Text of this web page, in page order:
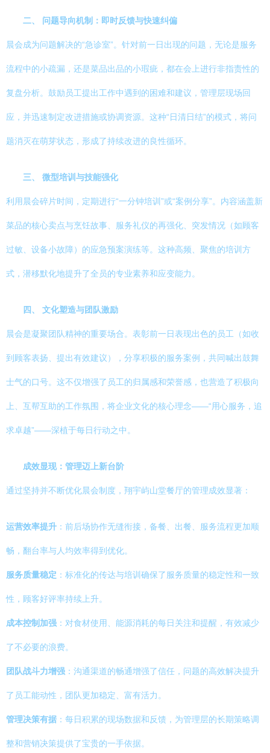
二、 问题导向机制：即时反馈与快速纠偏
晨会成为问题解决的“急诊室”。针对前一日出现的问题，无论是服务
流程中的小疏漏，还是菜品出品的小瑕疵，都在会上进行非指责性的
复盘分析。鼓励员工提出工作中遇到的困难和建议，管理层现场回
应，并迅速制定改进措施或协调资源。这种“日清日结”的模式，将问
题消灭在萌芽状态，形成了持续改进的良性循环。
三、 微型培训与技能强化
利用晨会碎片时间，定期进行“一分钟培训”或“案例分享”。内容涵盖新
菜品的核心卖点与烹饪故事、服务礼仪的再强化、突发情况（如顾客
过敏、设备小故障）的应急预案演练等。这种高频、聚焦的培训方
式，潜移默化地提升了全员的专业素养和应变能力。
四、 文化塑造与团队激励
晨会是凝聚团队精神的重要场合。表彰前一日表现出色的员工（如收
到顾客表扬、提出有效建议），分享积极的服务案例，共同喊出鼓舞
士气的口号。这不仅增强了员工的归属感和荣誉感，也营造了积极向
上、互帮互助的工作氛围，将企业文化的核心理念——“用心服务，追
求卓越”——深植于每日行动之中。
成效显现：管理迈上新台阶
通过坚持并不断优化晨会制度，翔宇屿山堂餐厅的管理成效显著：
运营效率提升 ：前后场协作无缝衔接，备餐、出餐、服务流程更加顺
畅，翻台率与人均效率得到优化。
服务质量稳定 ：标准化的传达与培训确保了服务质量的稳定性和一致
性，顾客好评率持续上升。
成本控制加强 ：对食材使用、能源消耗的每日关注和提醒，有效减少
了不必要的浪费。
团队战斗力增强 ：沟通渠道的畅通增强了信任，问题的高效解决提升
了员工能动性，团队更加稳定、富有活力。
管理决策有据 ：每日积累的现场数据和反馈，为管理层的长期策略调
整和营销决策提供了宝贵的一手依据。